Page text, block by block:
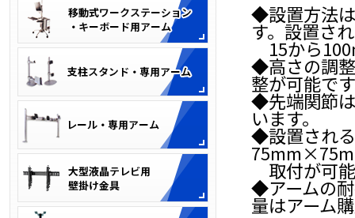
◆設置方法
す。設置さ
15から
◆高さの調
整が可能で
◆先端関節は
います。
◆設置され
取付が可
◆アームの
量はアーム